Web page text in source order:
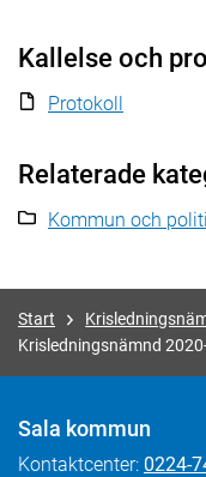
Kallelse och
Protokoll
Relaterade
Kommun och
Start
Krisledningsnämnd
Sala kommun
Kontaktcenter: 0224-